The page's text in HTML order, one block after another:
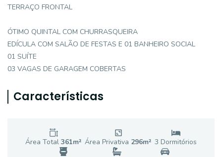
TERRAÇO FRONTAL
ÓTIMO QUINTAL COM CHURRASQUEIRA
EDÍCULA COM SALÃO DE FESTAS E 01 BANHEIRO SOCIAL
01 SUÍTE
03 VAGAS DE GARAGEM COBERTAS
Características
Área Total 361m² Área Privativa 296m² 3 Dormitórios